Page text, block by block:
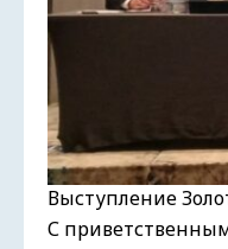
Выступление
С